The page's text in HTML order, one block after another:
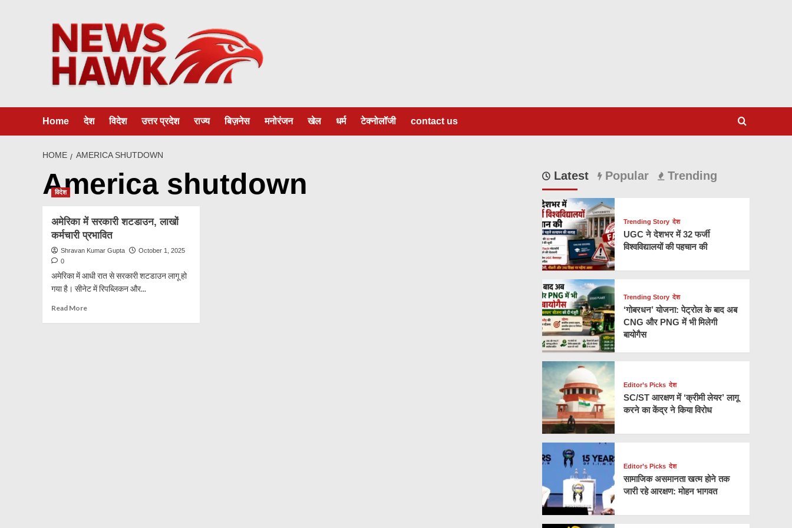
Home देश विदेश उत्तर प्रदेश राज्य बिज़नेस मनोरंजन खेल धर्म टेक्नोलॉजी contact us
HOME AMERICA SHUTDOWN
America shutdown
विदेश
अमेरिका में सरकारी शटडाउन, लाखों
कर्मचारी प्रभावित
Shravan Kumar Gupta
October 1, 2025
0
अमेरिका में आधी रात से सरकारी शटडाउन लागू हो
गया है। सीनेट में रिपब्लिकन और...
Read MoreRead
Latest Popular Trending
Trending Story देश
UGC ने देशभर में 32 फर्जी
विश्वविद्यालयों की पहचान की
Trending Story देश
‘गोबरधन’ योजना: पेट्रोल के बाद अब
CNG और PNG में भी मिलेगी
बायोगैस
Editor’s Picks देश
SC/ST आरक्षण में ‘क्रीमी लेयर’ लागू
करने का केंद्र ने किया विरोध
Editor’s Picks देश
सामाजिक असमानता खत्म होने तक
जारी रहे आरक्षण: मोहन भागवत